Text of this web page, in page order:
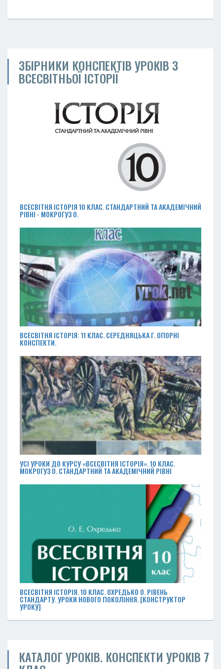
ЗБІРНИКИ КОНСПЕКТІВ УРОКІВ З
ВСЕСВІТНЬОЇ ІСТОРІЇ
ВСЕСВІТНЯ ІСТОРІЯ 10 КЛАС. СТАНДАРТНИЙ ТА АКАДЕМІЧНИЙ
РІВНІ - МОКРОГУЗ О.
ВСЕСВІТНЯ ІСТОРІЯ: 11 КЛАС. СЕРЕДНЯЦЬКА Г. ОПОРНІ
КОНСПЕКТИ.
УСІ УРОКИ ДО КУРСУ «ВСЕСВІТНЯ ІСТОРІЯ». 10 КЛАС.
МОКРОГУЗ О. СТАНДАРТНИЙ ТА АКАДЕМІЧНИЙ РІВНІ
ВСЕСВІТНЯ ІСТОРІЯ. 10 КЛАС. ОХРЕДЬКО О. РІВЕНЬ
СТАНДАРТУ. УРОКИ НОВОГО ПОКОЛІННЯ. [КОНСТРУКТОР
УРОКУ]
КАТАЛОГ УРОКІВ. КОНСПЕКТИ УРОКІВ 7